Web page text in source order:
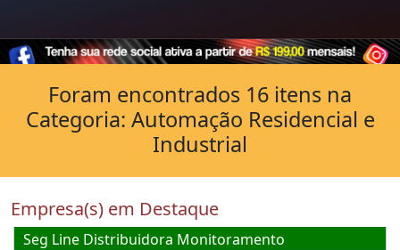
Empresa(s) em Destaque
Seg Line Distribuidora Monitoramento
Foram encontrados 16 itens na
Categoria: Automação Residencial e
Industrial